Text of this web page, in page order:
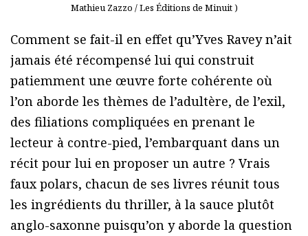
Mathieu Zazzo / Les Éditions de Minuit )
Comment se fait-il en effet qu’Yves Ravey n’ait
jamais été récompensé lui qui construit
patiemment une œuvre forte cohérente où
l’on aborde les thèmes de l’adultère, de l’exil,
des filiations compliquées en prenant le
lecteur à contre-pied, l’embarquant dans un
récit pour lui en proposer un autre ? Vrais
faux polars, chacun de ses livres réunit tous
les ingrédients du thriller, à la sauce plutôt
anglo-saxonne puisqu’on y aborde la question